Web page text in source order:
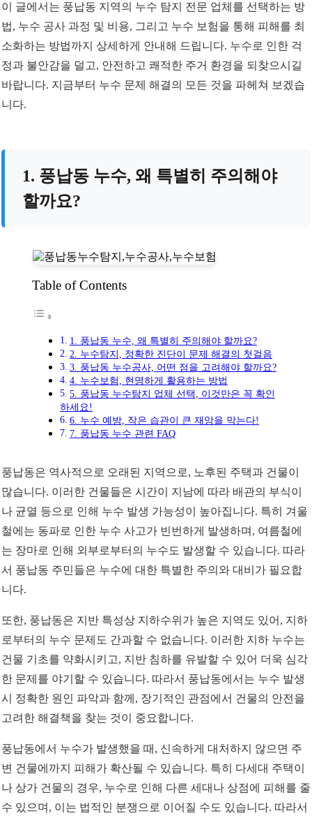
이 글에서는 풍납동 지역의 누수 탐지 전문 업체를 선택하는 방
법, 누수 공사 과정 및 비용, 그리고 누수 보험을 통해 피해를 최
소화하는 방법까지 상세하게 안내해 드립니다. 누수로 인한 걱
정과 불안감을 덜고, 안전하고 쾌적한 주거 환경을 되찾으시길
바랍니다. 지금부터 누수 문제 해결의 모든 것을 파헤쳐 보겠습
니다.
1. 풍납동 누수, 왜 특별히 주의해야
할까요?
Table of Contents
1. 풍납동 누수, 왜 특별히 주의해야 할까요?
2. 누수탐지, 정확한 진단이 문제 해결의 첫걸음
3. 풍납동 누수공사, 어떤 점을 고려해야 할까요?
4. 누수보험, 현명하게 활용하는 방법
5. 풍납동 누수탐지 업체 선택, 이것만은 꼭 확인
하세요!
6. 누수 예방, 작은 습관이 큰 재앙을 막는다!
7. 풍납동 누수 관련 FAQ
풍납동은 역사적으로 오래된 지역으로, 노후된 주택과 건물이
많습니다. 이러한 건물들은 시간이 지남에 따라 배관의 부식이
나 균열 등으로 인해 누수 발생 가능성이 높아집니다. 특히 겨울
철에는 동파로 인한 누수 사고가 빈번하게 발생하며, 여름철에
는 장마로 인해 외부로부터의 누수도 발생할 수 있습니다. 따라
서 풍납동 주민들은 누수에 대한 특별한 주의와 대비가 필요합
니다.
또한, 풍납동은 지반 특성상 지하수위가 높은 지역도 있어, 지하
로부터의 누수 문제도 간과할 수 없습니다. 이러한 지하 누수는
건물 기초를 약화시키고, 지반 침하를 유발할 수 있어 더욱 심각
한 문제를 야기할 수 있습니다. 따라서 풍납동에서는 누수 발생
시 정확한 원인 파악과 함께, 장기적인 관점에서 건물의 안전을
고려한 해결책을 찾는 것이 중요합니다.
풍납동에서 누수가 발생했을 때, 신속하게 대처하지 않으면 주
변 건물에까지 피해가 확산될 수 있습니다. 특히 다세대 주택이
나 상가 건물의 경우, 누수로 인해 다른 세대나 상점에 피해를 줄
수 있으며, 이는 법적인 분쟁으로 이어질 수도 있습니다. 따라서